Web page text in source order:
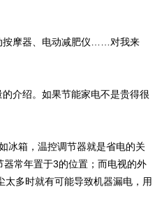
摩器、电动减肥仪……对我来
介绍。如果节能家电不是贵得很
箱，温控调节器就是省电的关
常年置于3的位置；而电视的外
多时就有可能导致机器漏电，用